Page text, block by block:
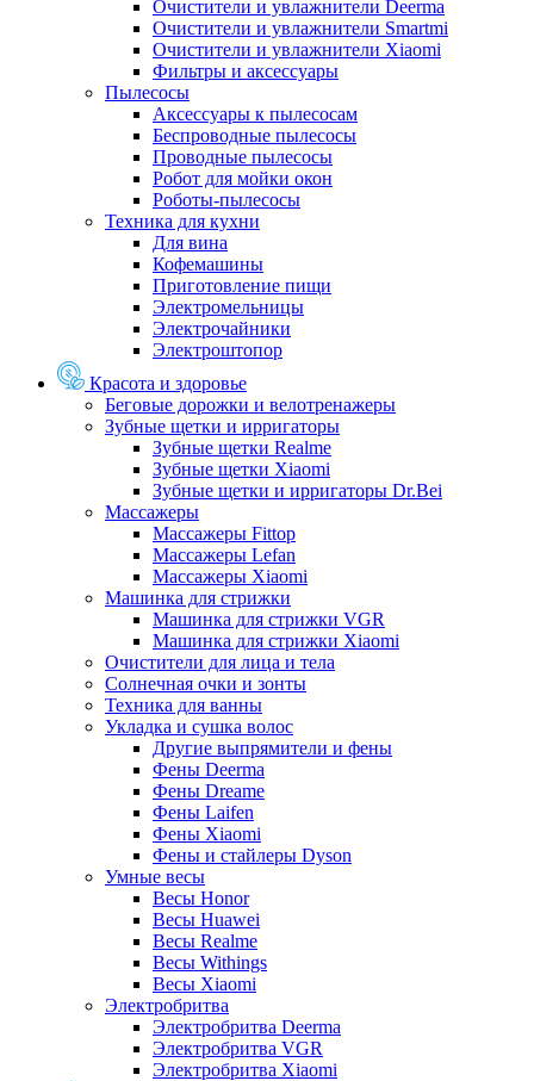
Очистители и увлажнители Deerma
Очистители и увлажнители Smartmi
Очистители и увлажнители Xiaomi
Фильтры и аксессуары
Пылесосы
Аксессуары к пылесосам
Беспроводные пылесосы
Проводные пылесосы
Робот для мойки окон
Роботы-пылесосы
Техника для кухни
Для вина
Кофемашины
Приготовление пищи
Электромельницы
Электрочайники
Электроштопор
Красота и здоровье
Беговые дорожки и велотренажеры
Зубные щетки и ирригаторы
Зубные щетки Realme
Зубные щетки Xiaomi
Зубные щетки и ирригаторы Dr.Bei
Массажеры
Массажеры Fittop
Массажеры Lefan
Массажеры Xiaomi
Машинка для стрижки
Машинка для стрижки VGR
Машинка для стрижки Xiaomi
Очистители для лица и тела
Солнечная очки и зонты
Техника для ванны
Укладка и сушка волос
Другие выпрямители и фены
Фены Deerma
Фены Dreame
Фены Laifen
Фены Xiaomi
Фены и стайлеры Dyson
Умные весы
Весы Honor
Весы Huawei
Весы Realme
Весы Withings
Весы Xiaomi
Электробритва
Электробритва Deerma
Электробритва VGR
Электробритва Xiaomi